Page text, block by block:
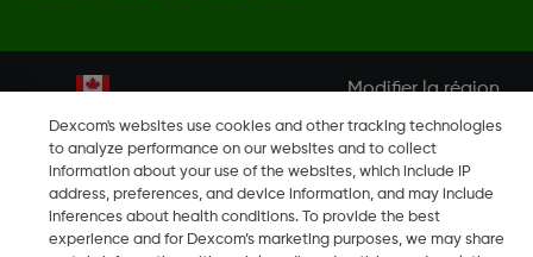
Modifier la région
Dexcom's websites use cookies and other tracking technologies
to analyze performance on our websites and to collect
information about your use of the websites, which include IP
address, preferences, and device information, and may include
inferences about health conditions. To provide the best
experience and for Dexcom’s marketing purposes, we may share